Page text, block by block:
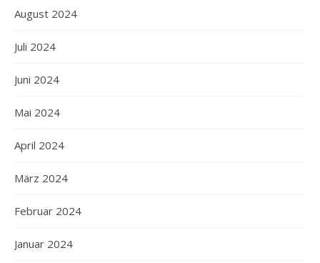
August 2024
Juli 2024
Juni 2024
Mai 2024
April 2024
März 2024
Februar 2024
Januar 2024